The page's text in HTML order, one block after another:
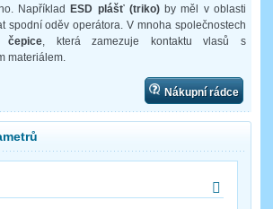
NapříkladESD plášť (triko)by měl v oblasti
spodní oděv operátora. V mnoha společnostech
čepice, která zamezuje kontaktu vlasů s
materiálem.
Nákupní rádce